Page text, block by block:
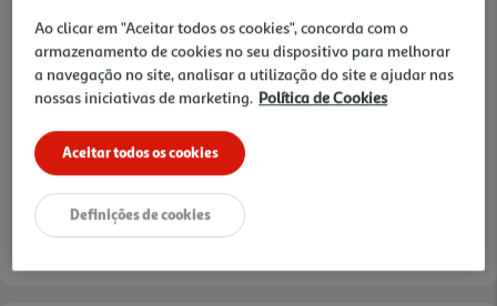
Ao clicar em "Aceitar todos os cookies", concorda com o
armazenamento de cookies no seu dispositivo para melhorar
a navegação no site, analisar a utilização do site e ajudar nas
nossas iniciativas de marketing. Política de Cookies
Aceitar todos os cookies
Definições de cookies